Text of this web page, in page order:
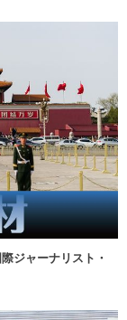
ジャーナリスト・